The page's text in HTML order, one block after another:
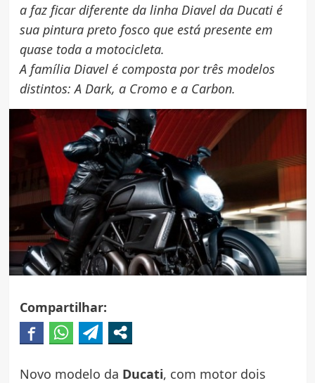
a faz ficar diferente da linha Diavel da Ducati é
sua pintura preto fosco que está presente em
quase toda a motocicleta.
A família Diavel é composta por três modelos
distintos: A Dark, a Cromo e a Carbon.
Compartilhar:
Novo modelo da Ducati, com motor dois